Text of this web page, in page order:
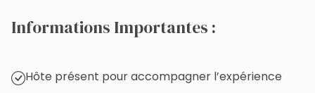
Informations Importantes :
Hôte présent pour accompagner l’expérience